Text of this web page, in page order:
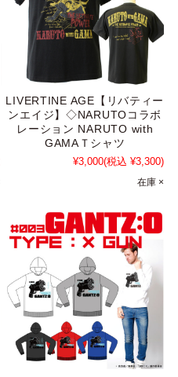
LIVERTINE AGE【リバティー
ンエイジ】◇NARUTOコラボ
レーション NARUTO with
GAMAＴシャツ
¥3,000(税込 ¥3,300)
在庫 ×